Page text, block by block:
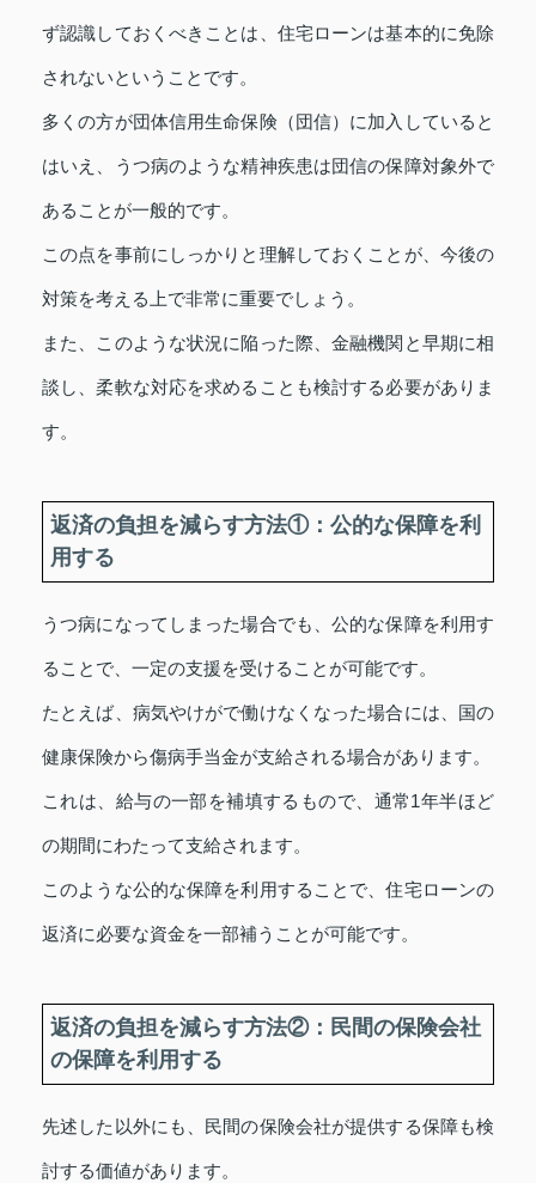
ず認識しておくべきことは、住宅ローンは基本的に免除
されないということです。
多くの方が団体信用生命保険（団信）に加入していると
はいえ、うつ病のような精神疾患は団信の保障対象外で
あることが一般的です。
この点を事前にしっかりと理解しておくことが、今後の
対策を考える上で非常に重要でしょう。
また、このような状況に陥った際、金融機関と早期に相
談し、柔軟な対応を求めることも検討する必要がありま
す。
返済の負担を減らす方法①：公的な保障を利
用する
うつ病になってしまった場合でも、公的な保障を利用す
ることで、一定の支援を受けることが可能です。
たとえば、病気やけがで働けなくなった場合には、国の
健康保険から傷病手当金が支給される場合があります。
これは、給与の一部を補填するもので、通常1年半ほど
の期間にわたって支給されます。
このような公的な保障を利用することで、住宅ローンの
返済に必要な資金を一部補うことが可能です。
返済の負担を減らす方法②：民間の保険会社
の保障を利用する
先述した以外にも、民間の保険会社が提供する保障も検
討する価値があります。